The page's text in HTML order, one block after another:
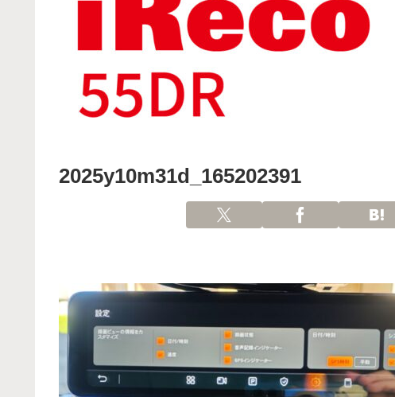
2025y10m31d_165202391